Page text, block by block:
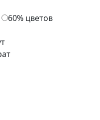
60% цветов